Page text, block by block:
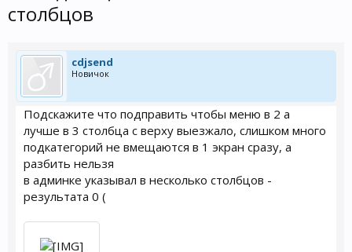
столбцов
cdjsend
Новичок
Подскажите что подправить чтобы меню в 2 а
лучше в 3 столбца с верху выезжало, слишком много
подкатегорий не вмещаются в 1 экран сразу, а
разбить нельзя
в админке указывал в несколько столбцов -
результата 0 (